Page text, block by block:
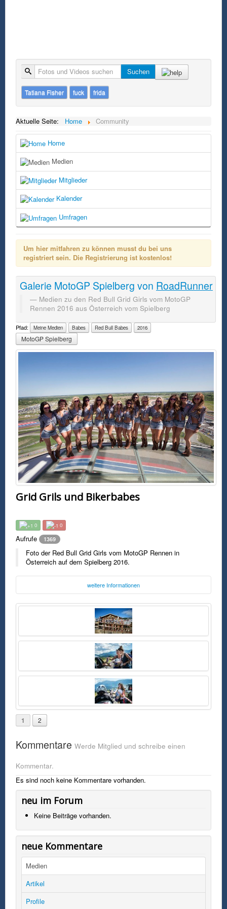
Suche Suchen
Tatiana Fisher fuck frida
Aktuelle Seite: Home Community
Home
Medien
Mitglieder
Kalender
Umfragen
Um hier mitfahren zu können musst du bei uns
registriert sein. Die Registrierung ist kostenlos!
Galerie MotoGP Spielberg von RoadRunner
Medien zu den Red Bull Grid Girls vom MotoGP
Rennen 2016 aus Österreich vom Spielberg
Pfad: Meine Medien Babes Red Bull Babes 2016
MotoGP Spielberg
Grid Grils und Bikerbabes
0 0
Aufrufe 1369
Foto der Red Bull Grid Girls vom MotoGP Rennen in
Österreich auf dem Spielberg 2016.
weitere Informationen
Foto:Red Bull
Mittwoch, 24. August 2016 14:57 Uhr
Foto der Red Bull Grid Girls vom MotoGP Rennen in Österreich auf dem
Spielberg 2016.
1 2
Kommentare Werde Mitglied und schreibe einen
Kommentar.
Es sind noch keine Kommentare vorhanden.
neu im Forum
Keine Beiträge vorhanden.
neue Kommentare
Medien
Artikel
Profile